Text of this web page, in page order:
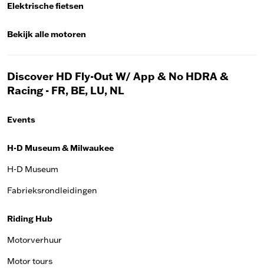
Elektrische fietsen
Bekijk alle motoren
Discover HD Fly-Out W/ App & No HDRA &
Racing - FR, BE, LU, NL
Events
H-D Museum & Milwaukee
H-D Museum
Fabrieksrondleidingen
Riding Hub
Motorverhuur
Motor tours